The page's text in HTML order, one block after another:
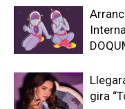
gira